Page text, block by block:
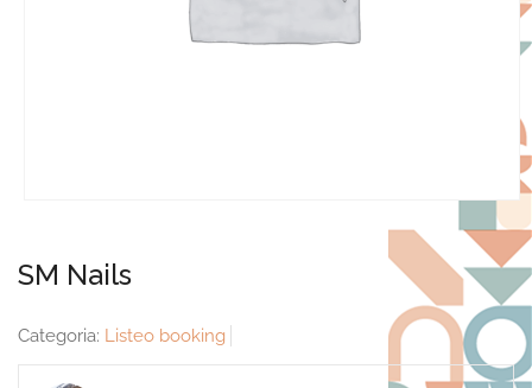
SM Nails
Categoria: Listeo booking